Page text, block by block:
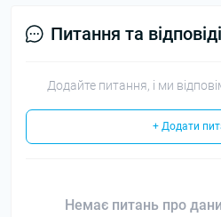
Питання та відповіді
Додайте питання, і ми
+ Додати
Немає питань про